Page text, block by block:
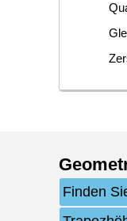
Finden